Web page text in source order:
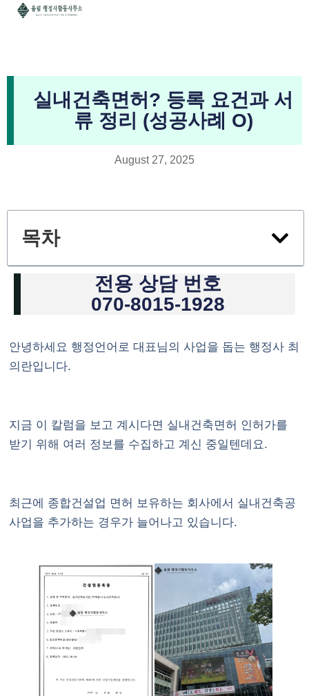
실내건축면허? 등록 요건과 서
류 정리 (성공사례 O)
August 27, 2025
목차
전용 상담 번호
070-8015-1928
안녕하세요 행정언어로 대표님의 사업을 돕는 행정사 최
의란입니다.
지금 이 칼럼을 보고 계시다면 실내건축면허 인허가를
받기 위해 여러 정보를 수집하고 계신 중일텐데요.
최근에 종합건설업 면허 보유하는 회사에서 실내건축공
사업을 추가하는 경우가 늘어나고 있습니다.